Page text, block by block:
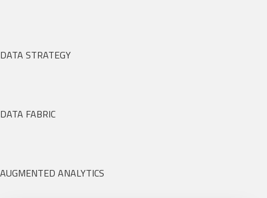
DATA STRATEGY
DATA FABRIC
AUGMENTED ANALYTICS